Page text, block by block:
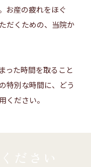
お産の疲れをほぐ
だくための、当院か
った時間を取ること
特別な時間に、どう
ください。
ださい